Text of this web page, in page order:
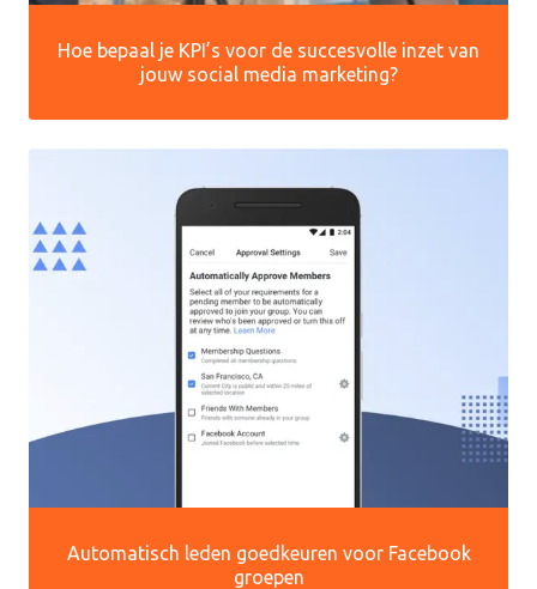
Hoe bepaal je KPI’s voor de succesvolle inzet van
jouw social media marketing?
Automatisch leden goedkeuren voor Facebook
groepen